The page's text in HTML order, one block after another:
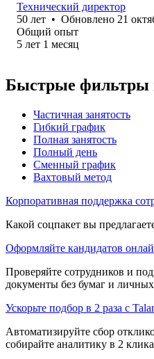
Технический директор
50 лет • Обновлено 21
Общий опыт
5 лет 1 месяц
Быстрые фильтры
Частичная занятость
Гибкий график
Полная занятость
Полный день
Сменный график
Вахтовый метод
Корпоративная поддержка
Какой соцпакет вы
Оформляйте кандидатов
Проверяйте сотрудников и
документы без бумаг и
Ускорьте подбор в 2 раза с
Автоматизируйте сбор
собирайте аналитику в 2 клика